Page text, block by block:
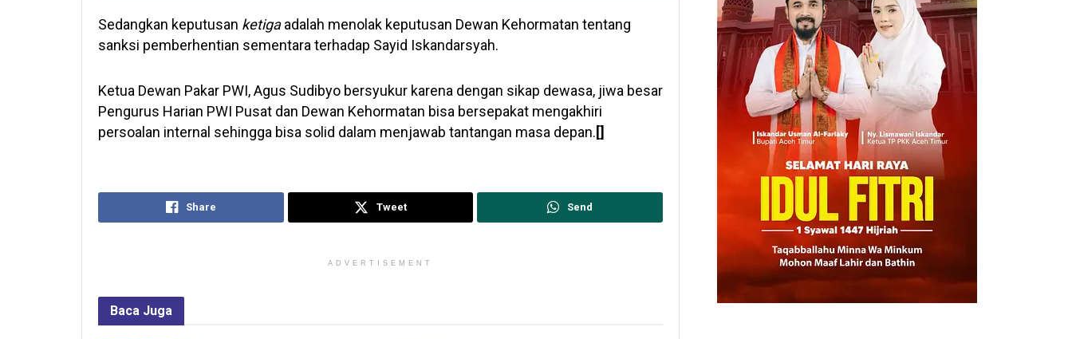
Sedangkan keputusan ketigaadalah menolak keputusan Dewan Kehormatan tentang
sanksi pemberhentian sementara terhadap Sayid Iskandarsyah.
Ketua Dewan Pakar PWI, Agus Sudibyo bersyukur karena dengan sikap dewasa, jiwa besar
Pengurus Harian PWI Pusat dan Dewan Kehormatan bisa bersepakat mengakhiri
persoalan internal sehingga bisa solid dalam menjawab tantangan masa depan.[]
Share Tweet Send
ADVERTISEMENT
Baca Juga